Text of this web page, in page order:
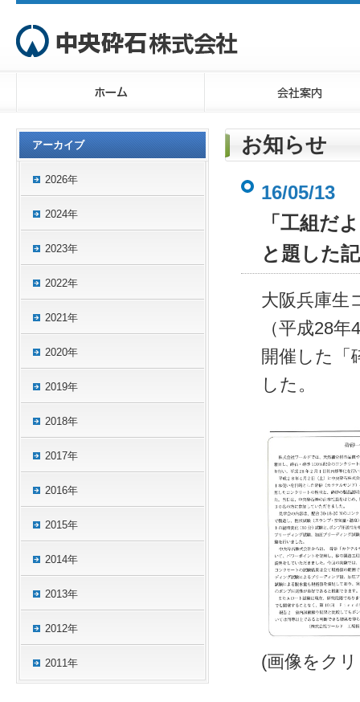
お知らせ
16/05/13
「工組だ
と題した
大阪兵庫生
（平成28
開催した「
した。
(画像をク
アーカイブ
2026年
2024年
2023年
2022年
2021年
2020年
2019年
2018年
2017年
2016年
2015年
2014年
2013年
2012年
2011年